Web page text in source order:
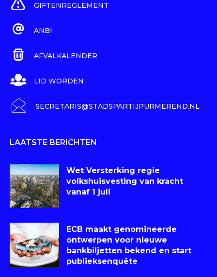
GIFTENREGLEMENT
ANBI
AFVALKALENDER
LID WORDEN
SECRETARIS@STADSPARTIJPURMEREND.NL
LAATSTE BERICHTEN
Wet Versterking regie
volkshuisvesting van kracht
vanaf 1 juli
ECB maakt genomineerde
ontwerpen voor nieuwe
bankbiljetten bekend en start
publieksenquête